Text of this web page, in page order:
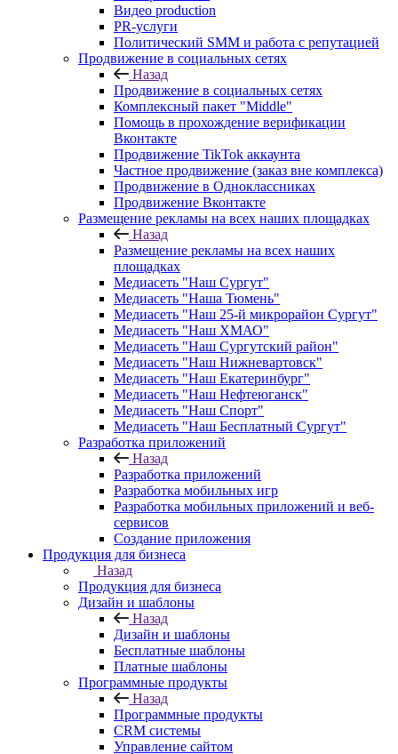
Видео production
PR-услуги
Политический SMM и работа с репутацией
Продвижение в социальных сетях
Назад
Продвижение в социальных сетях
Комплексный пакет "Middle"
Помощь в прохождение верификации
Вконтакте
Продвижение TikTok аккаунта
Частное продвижение (заказ вне комплекса)
Продвижение в Одноклассниках
Продвижение Вконтакте
Размещение рекламы на всех наших площадках
Назад
Размещение рекламы на всех наших
площадках
Медиасеть "Наш Сургут"
Медиасеть "Наша Тюмень"
Медиасеть "Наш 25-й микрорайон Сургут"
Медиасеть "Наш ХМАО"
Медиасеть "Наш Сургутский район"
Медиасеть "Наш Нижневартовск"
Медиасеть "Наш Екатеринбург"
Медиасеть "Наш Нефтеюганск"
Медиасеть "Наш Спорт"
Медиасеть "Наш Бесплатный Сургут"
Разработка приложений
Назад
Разработка приложений
Разработка мобильных игр
Разработка мобильных приложений и веб-
сервисов
Создание приложения
Продукция для бизнеса
Назад
Продукция для бизнеса
Дизайн и шаблоны
Назад
Дизайн и шаблоны
Бесплатные шаблоны
Платные шаблоны
Программные продукты
Назад
Программные продукты
CRM системы
Управление сайтом